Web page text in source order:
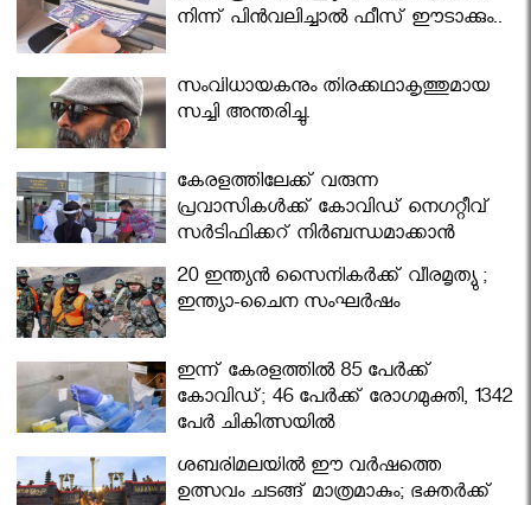
നിന്ന് പിൻവലിച്ചാൽ ഫീസ് ഈടാക്കും..
സംവിധായകനും തിരക്കഥാകൃത്തുമായ
സച്ചി അന്തരിച്ചു.
കേരളത്തിലേക്ക് വരുന്ന
പ്രവാസികള്‍ക്ക് കോവിഡ് നെഗറ്റീവ്
സര്‍ട്ടിഫിക്കറ്റ് നിർബന്ധമാക്കാൻ
മന്ത്രിസഭ
20 ഇന്ത്യൻ സൈനികർക്ക് വീരമൃത്യു ;
ഇന്ത്യാ-ചൈന സംഘർഷം
ഇന്ന് കേരളത്തിൽ 85 പേർക്ക്
കോവിഡ്; 46 പേർക്ക് രോഗമുക്തി, 1342
പേർ ചികിത്സയിൽ
ശബരിമലയില്‍ ഈ വർഷത്തെ
ഉത്സവം ചടങ്ങ് മാത്രമാകും; ഭക്തർക്ക്